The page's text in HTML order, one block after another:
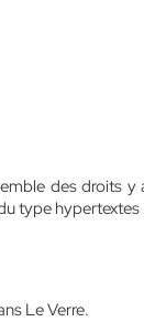
des droits
type
Le Verre.